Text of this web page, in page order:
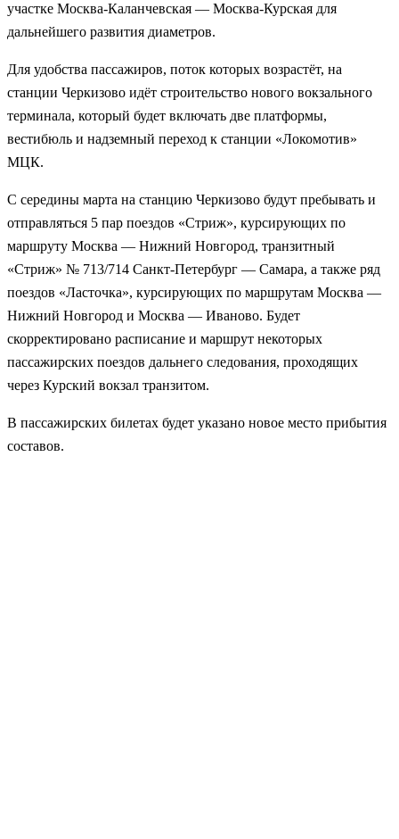
участке Москва-Каланчевская — Москва-Курская для
дальнейшего развития диаметров.
Для удобства пассажиров, поток которых возрастёт, на
станции Черкизово идёт строительство нового вокзального
терминала, который будет включать две платформы,
вестибюль и надземный переход к станции «Локомотив»
МЦК.
С середины марта на станцию Черкизово будут пребывать и
отправляться 5 пар поездов «Стриж», курсирующих по
маршруту Москва — Нижний Новгород, транзитный
«Стриж» № 713/714 Санкт-Петербург — Самара, а также ряд
поездов «Ласточка», курсирующих по маршрутам Москва —
Нижний Новгород и Москва — Иваново. Будет
скорректировано расписание и маршрут некоторых
пассажирских поездов дальнего следования, проходящих
через Курский вокзал транзитом.
В пассажирских билетах будет указано новое место прибытия
составов.